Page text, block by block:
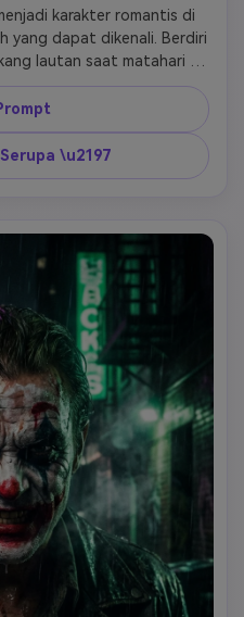
karakter romantis di
yang dapat dikenali. Berdiri
lautan saat matahari
hour, rambut tertiup
\u2197